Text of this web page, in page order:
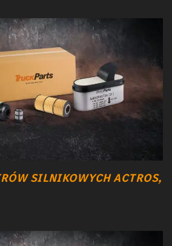
SILNIKOWYCH ACTROS,